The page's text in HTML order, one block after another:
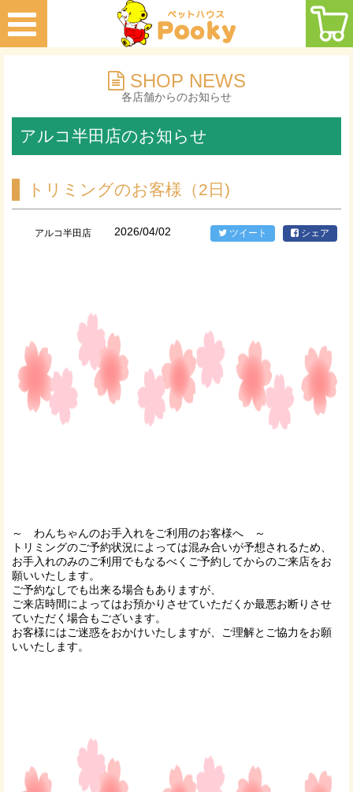
SHOP NEWS
各店舗からのお知らせ
アルコ半田店のお知らせ
トリミングのお客様（2日)
アルコ半田店 2026/04/02 ツイート シェア
～ わんちゃんのお手入れをご利用のお客様へ ～
トリミングのご予約状況によっては混み合いが予想されるため、
お手入れのみのご利用でもなるべくご予約してからのご来店をお
願いいたします。
ご予約なしでも出来る場合もありますが、
ご来店時間によってはお預かりさせていただくか最悪お断りさせ
ていただく場合もございます。
お客様にはご迷惑をおかけいたしますが、ご理解とご協力をお願
いいたします。